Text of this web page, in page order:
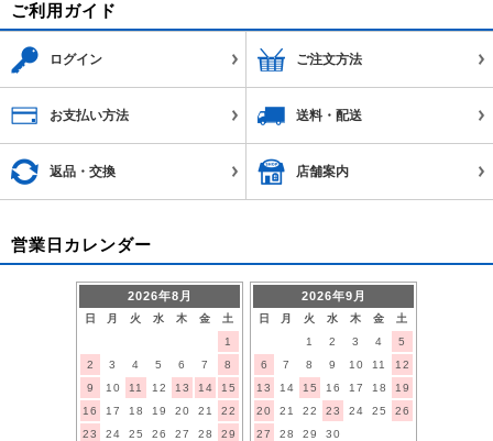
ご利用ガイド
ログイン ご注文方法
お支払い方法 送料・配送
返品・交換 店舗案内
営業日カレンダー
2026年8月
日 月 火 水 木 金
土
1
2
3 4 5 6 7
8
9
10 11 12 13 14
15
16
17 18 19 20 21
22
23
24 25 26 27 28
29
2026年9月
日 月 火 水 木 金
土
1
2 3 4
5
6
7 8 9 10 11
12
13
14 15 16 17 18
19
20
21 22 23 24 25
26
27
28 29 30